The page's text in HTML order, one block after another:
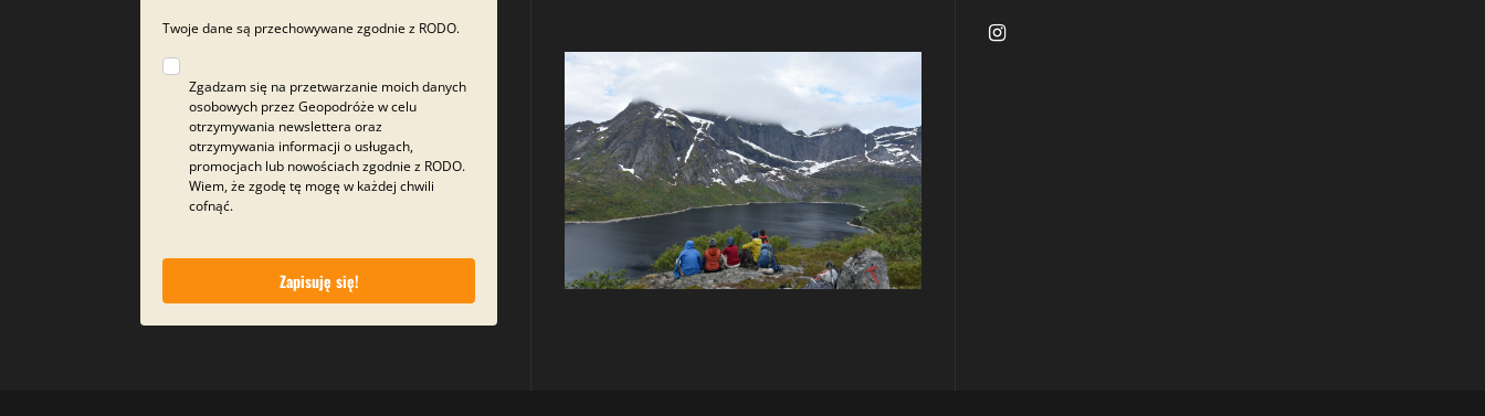
Twoje dane są przechowywane zgodnie z RODO.
Zgadzam się na przetwarzanie moich danych
osobowych przez Geopodróże w celu
otrzymywania newslettera oraz
otrzymywania informacji o usługach,
promocjach lub nowościach zgodnie z RODO.
Wiem, że zgodę tę mogę w każdej chwili
cofnąć.
Zapisuję się!